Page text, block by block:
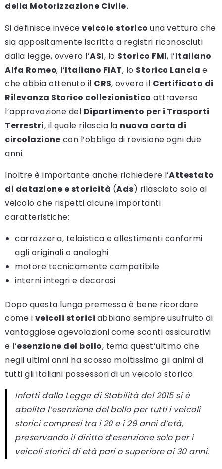
della Motorizzazione Civile.
Si definisce inveceveicolo storico una vettura che
sia appositamente iscritta a registri riconosciuti
dalla legge, ovvero l’ASI, lo Storico FMI, l’Italiano
Alfa Romeo, l’Italiano FIAT, lo Storico Lancia e
che abbia ottenuto il CRS, ovvero il Certificato di
Rilevanza Storico collezionistico attraverso
l’approvazione del Dipartimento per i Trasporti
Terrestri, il quale rilascia la nuova carta di
circolazione con l’obbligo di revisione ogni due
anni.
Inoltre è importante anche richiedere l’Attestato
di datazione e storicità (Ads) rilasciato solo al
veicolo che rispetti alcune importanti
caratteristiche:
carrozzeria, telaistica e allestimenti conformi
agli originali o analoghi
motore tecnicamente compatibile
interni integri e decorosi
Dopo questa lunga premessa è bene ricordare
come i veicoli storici abbiano sempre usufruito di
vantaggiose agevolazioni come sconti assicurativi
e l’esenzione del bollo, tema quest’ultimo che
negli ultimi anni ha scosso moltissimo gli animi di
tutti gli italiani possessori di un veicolo storico.
Infatti dalla Legge di Stabilità del 2015 si è
abolita l’esenzione del bollo per tutti i veicoli
storici compresi tra i 20 e i 29 anni d’età,
preservando il diritto d’esenzione solo per i
veicoli storici di età pari o superiore ai 30 anni.